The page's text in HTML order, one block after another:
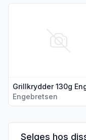
Engebretsen
Vis flere detaljer for
Selges hos